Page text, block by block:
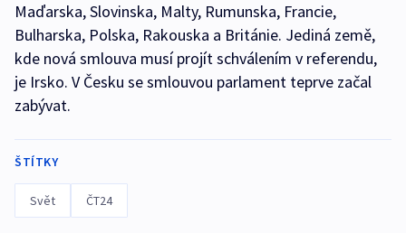
Maďarska, Slovinska, Malty, Rumunska, Francie,
Bulharska, Polska, Rakouska a Británie. Jediná země,
kde nová smlouva musí projít schválením v referendu,
je Irsko. V Česku se smlouvou parlament teprve začal
zabývat.
ŠTÍTKY
Svět ČT24